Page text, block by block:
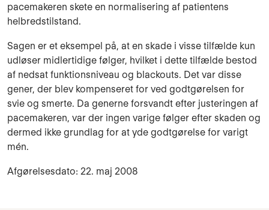
pacemakeren skete en normalisering af patientens
helbredstilstand.
Sagen er et eksempel på, at en skade i visse tilfælde kun
udløser midlertidige følger, hvilket i dette tilfælde bestod
af nedsat funktionsniveau og blackouts. Det var disse
gener, der blev kompenseret for ved godtgørelsen for
svie og smerte. Da generne forsvandt efter justeringen af
pacemakeren, var der ingen varige følger efter skaden og
dermed ikke grundlag for at yde godtgørelse for varigt
mén.
Afgørelsesdato: 22. maj 2008